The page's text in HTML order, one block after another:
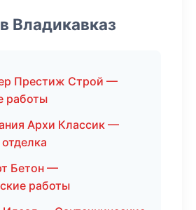
Владикавказ
Престиж Строй —
работы
Архи Классик —
Бетон —
работы